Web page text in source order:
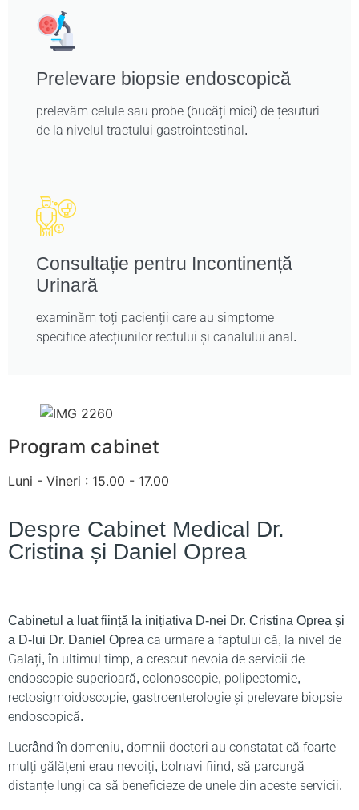
Prelevare biopsie endoscopică
prelevăm celule sau probe (bucăți mici) de țesuturi
de la nivelul tractului gastrointestinal.
Consultație pentru Incontinență
Urinară
examinăm toți pacienții care au simptome
specifice afecțiunilor rectului și canalului anal.
Program cabinet
Luni - Vineri : 15.00 - 17.00
Despre Cabinet Medical Dr.
Cristina și Daniel Oprea
Cabinetul a luat ființă la inițiativa D-nei Dr. Cristina Oprea și
a D-lui Dr. Daniel Oprea ca urmare a faptului că, la nivel de
Galați, în ultimul timp, a crescut nevoia de servicii de
endoscopie superioară, colonoscopie, polipectomie,
rectosigmoidoscopie, gastroenterologie și prelevare biopsie
endoscopică.
Lucrând în domeniu, domnii doctori au constatat că foarte
mulți gălățeni erau nevoiți, bolnavi fiind, să parcurgă
distanțe lungi ca să beneficieze de unele din aceste servicii.